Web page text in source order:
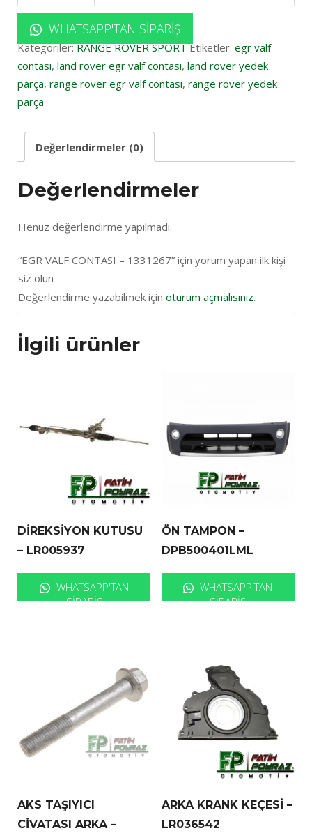
WHATSAPP'TAN SIPARIŞ
Kategoriler:RANGE ROVER SPORT Etiketler: egr valf
contası, land rover egr valf contası, land rover yedek
parça, range rover egr valf contası, range rover yedek
parça
Değerlendirmeler (0)
Değerlendirmeler
Henüz değerlendirme yapılmadı.
“EGR VALF CONTASI – 1331267” için yorum yapan ilk kişi
siz olun
Değerlendirme yazabilmek için oturum açmalısınız.
İlgili ürünler
DİREKSİYON KUTUSU
– LR005937
WHATSAPP'TAN
SIPARIŞ
ÖN TAMPON –
DPB500401LML
WHATSAPP'TAN
SIPARIŞ
AKS TAŞIYICI
CİVATASI ARKA –
ARKA KRANK KEÇESİ –
LR036542